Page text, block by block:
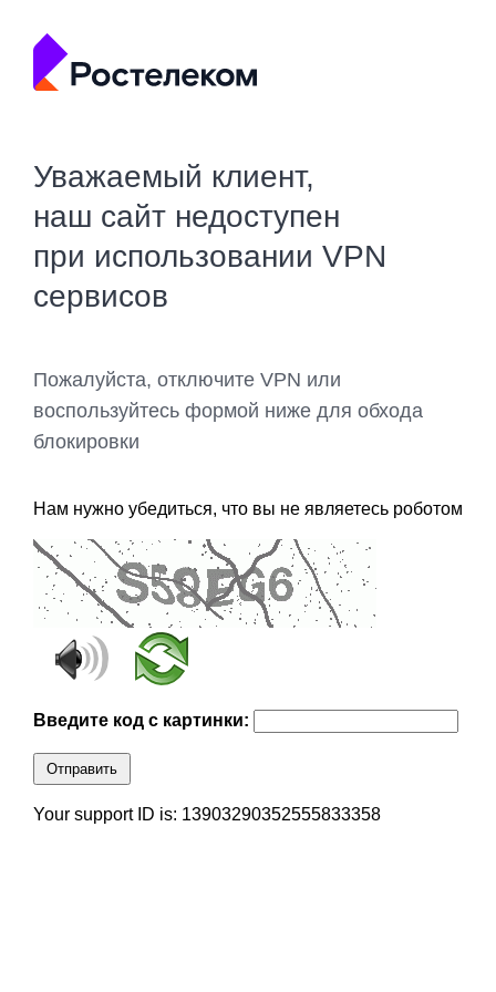
Уважаемый клиент,
наш сайт недоступен
при использовании VPN
сервисов
Пожалуйста, отключите VPN или
воспользуйтесь формой ниже для обхода
блокировки
Нам нужно убедиться, что вы не являетесь роботом
Введите код с картинки:
Отправить
Your support ID is: 13903290352555833358